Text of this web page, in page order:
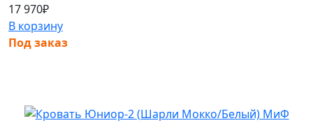
17 970₽
В корзину
Под заказ